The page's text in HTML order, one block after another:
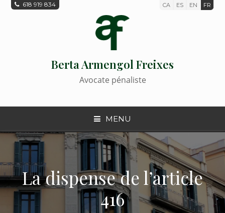
618 919 834 CA ES EN FR
Berta Armengol Freixes
Avocate pénaliste
MENU
La dispense de l’article
416